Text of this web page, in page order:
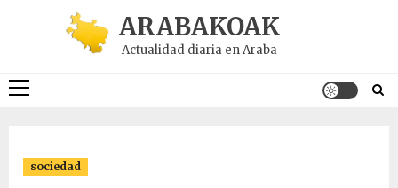
ARABAKOAK
Actualidad diaria en Araba
Menú
sociedad